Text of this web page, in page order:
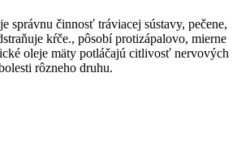
správnu činnosť tráviacej sústavy, pečene,
kŕče., pôsobí protizápalovo, mierne
oleje mäty potláčajú citlivosť nervových
rôzneho druhu.